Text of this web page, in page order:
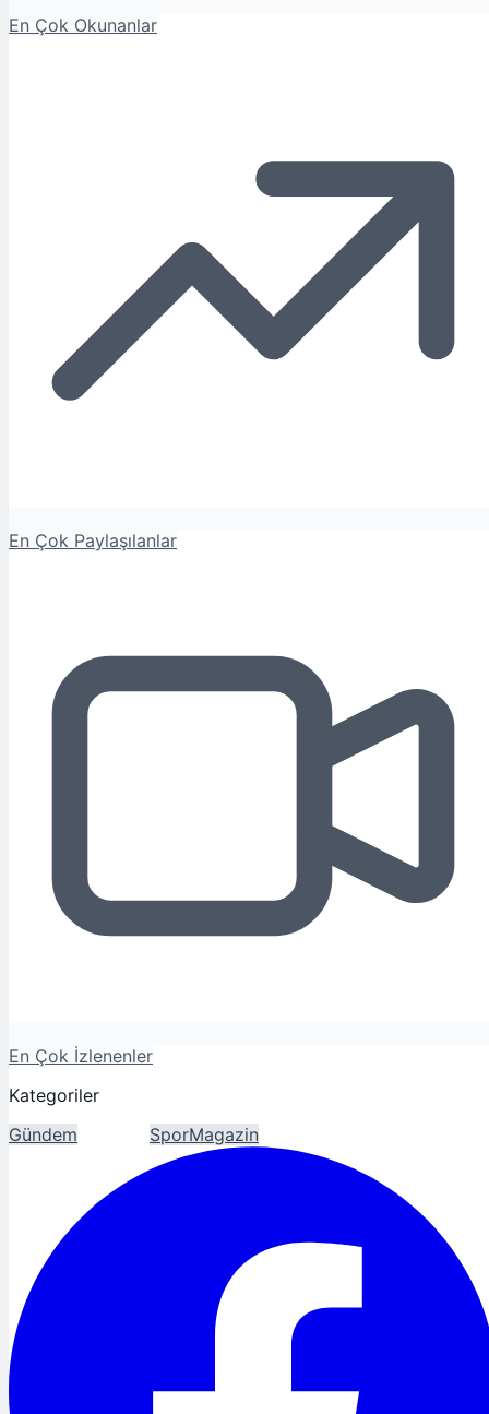
En Çok Okunanlar
En Çok Paylaşılanlar
En Çok İzlenenler
Kategoriler
Gündem
SporMagazin